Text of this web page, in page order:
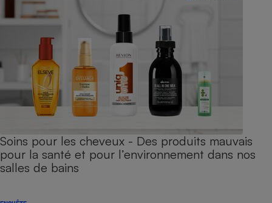
Soins pour les cheveux - Des produits mauvais
pour la santé et pour l’environnement dans nos
salles de bains